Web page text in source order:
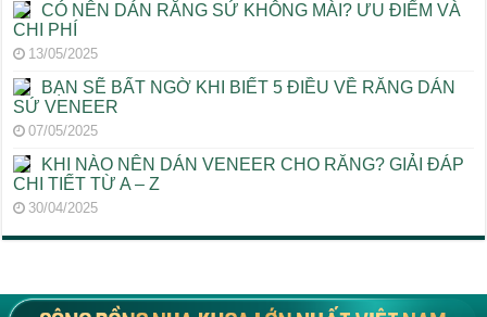
CÓ NÊN DÁN RĂNG SỨ KHÔNG MÀI? ƯU ĐIỂM VÀ
CHI PHÍ
13/05/2025
BẠN SẼ BẤT NGỜ KHI BIẾT 5 ĐIỀU VỀ RĂNG DÁN
SỨ VENEER
07/05/2025
KHI NÀO NÊN DÁN VENEER CHO RĂNG? GIẢI ĐÁP
CHI TIẾT TỪ A – Z
30/04/2025